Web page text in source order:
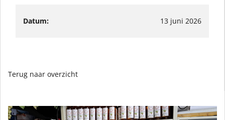
Datum: 13 juni 2026
Terug naar overzicht